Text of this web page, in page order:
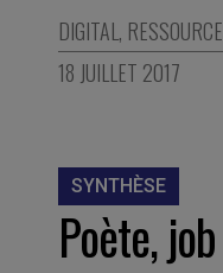
DIGITAL,
18 JUILLET 2017
SYNTHÈSE
Poète,